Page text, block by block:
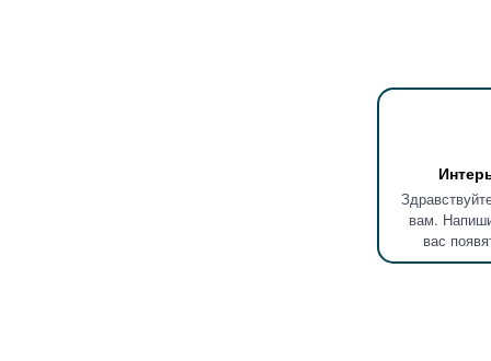
вам.
вас